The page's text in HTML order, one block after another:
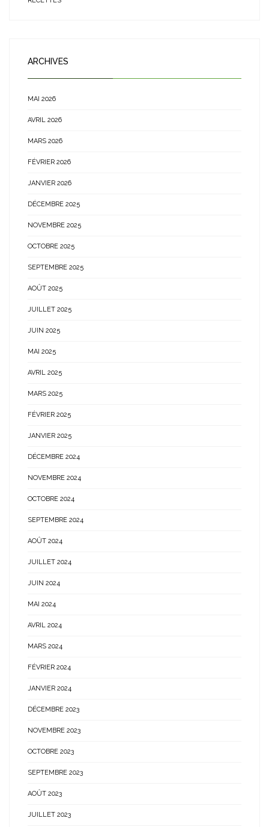
ARCHIVES
MAI 2026
AVRIL 2026
MARS 2026
FÉVRIER 2026
JANVIER 2026
DÉCEMBRE 2025
NOVEMBRE 2025
OCTOBRE 2025
SEPTEMBRE 2025
AOÛT 2025
JUILLET 2025
JUIN 2025
MAI 2025
AVRIL 2025
MARS 2025
FÉVRIER 2025
JANVIER 2025
DÉCEMBRE 2024
NOVEMBRE 2024
OCTOBRE 2024
SEPTEMBRE 2024
AOÛT 2024
JUILLET 2024
JUIN 2024
MAI 2024
AVRIL 2024
MARS 2024
FÉVRIER 2024
JANVIER 2024
DÉCEMBRE 2023
NOVEMBRE 2023
OCTOBRE 2023
SEPTEMBRE 2023
AOÛT 2023
JUILLET 2023